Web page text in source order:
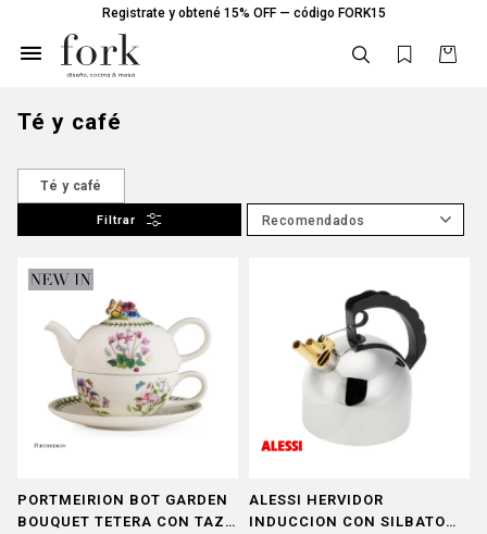
Registrate y obtené 15% OFF — código FORK15

Té y café
Té y café
Recomendados
PORTMEIRION BOT GARDEN
BOUQUET TETERA CON TAZA
ALESSI HERVIDOR
INDUCCION CON SILBATO